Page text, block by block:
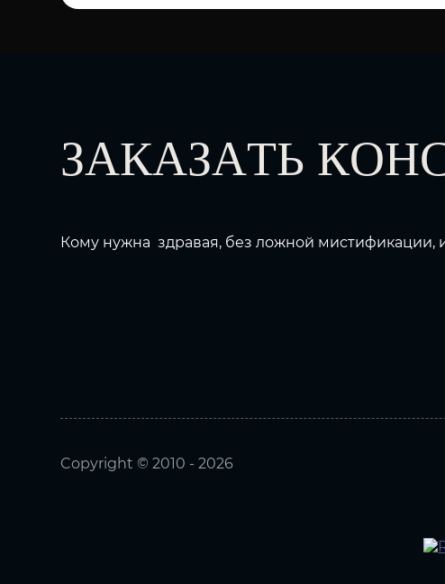
ЗАКАЗАТЬ
Кому нужна здравая, без ложной мистификации,
Copyright © 2010 - 2026